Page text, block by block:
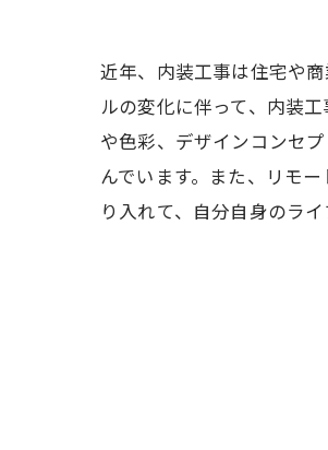
近年、内装工事は住宅や
ルの変化に伴って、内装
や色彩、デザインコンセ
んでいます。また、リモ
り入れて、自分自身のラ